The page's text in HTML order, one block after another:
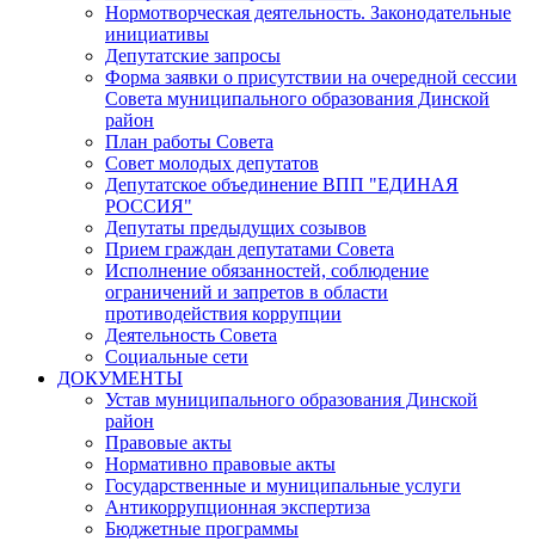
Нормотворческая деятельность. Законодательные
инициативы
Депутатские запросы
Форма заявки о присутствии на очередной сессии
Совета муниципального образования Динской
район
План работы Совета
Совет молодых депутатов
Депутатское объединение ВПП "ЕДИНАЯ
РОССИЯ"
Депутаты предыдущих созывов
Прием граждан депутатами Совета
Исполнение обязанностей, соблюдение
ограничений и запретов в области
противодействия коррупции
Деятельность Совета
Социальные сети
ДОКУМЕНТЫ
Устав муниципального образования Динской
район
Правовые акты
Нормативно правовые акты
Государственные и муниципальные услуги
Антикоррупционная экспертиза
Бюджетные программы